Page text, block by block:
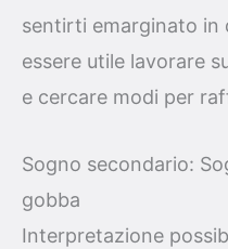
sentirti emarginato in
essere utile lavorare
e cercare modi per
Sogno secondario:
gobba
Interpretazione